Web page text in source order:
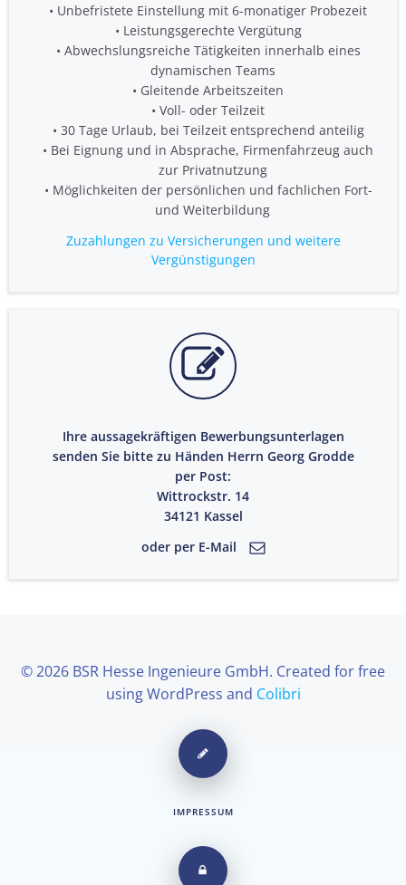
Unbefristete Einstellung mit 6-monatiger Probezeit
Leistungsgerechte Vergütung
Abwechslungsreiche Tätigkeiten innerhalb eines
dynamischen Teams
Gleitende Arbeitszeiten
Voll- oder Teilzeit
30 Tage Urlaub, bei Teilzeit entsprechend anteilig
Bei Eignung und in Absprache, Firmenfahrzeug auch
zur Privatnutzung
Möglichkeiten der persönlichen und fachlichen Fort-
und Weiterbildung
Zuzahlungen zu Versicherungen und weitere
Vergünstigungen
Ihre aussagekräftigen Bewerbungsunterlagen
senden Sie bitte zu Händen Herrn Georg Grodde
per Post:
Wittrockstr. 14
34121 Kassel
oder per E-Mail
© 2026 BSR Hesse Ingenieure GmbH. Created for free
using WordPress and Colibri
IMPRESSUM